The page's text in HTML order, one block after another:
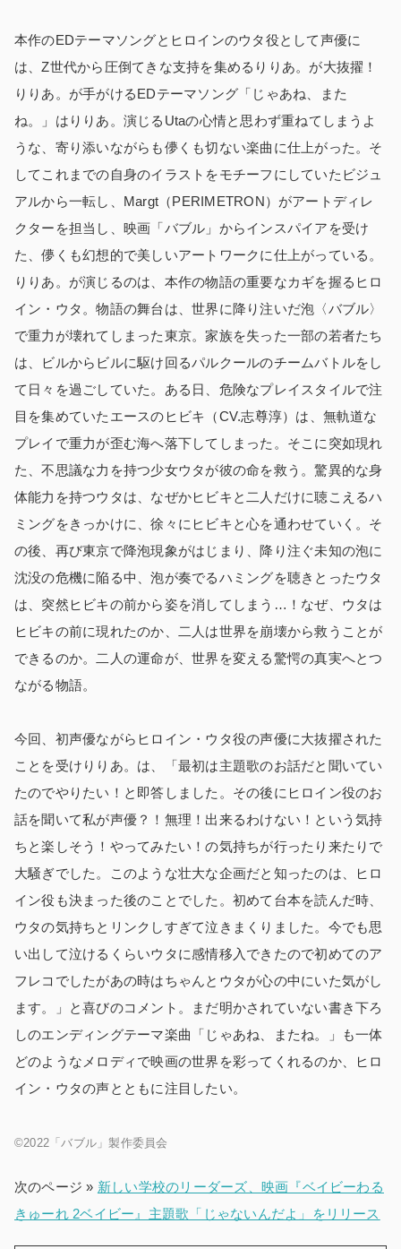
本作のEDテーマソングとヒロインのウタ役として声優に
は、Z世代から圧倒てきな支持を集めるりりあ。が大抜擢！
りりあ。が手がけるEDテーマソング「じゃあね、また
ね。」はりりあ。演じるUtaの心情と思わず重ねてしまうよ
うな、寄り添いながらも儚くも切ない楽曲に仕上がった。そ
してこれまでの自身のイラストをモチーフにしていたビジュ
アルから一転し、Margt（PERIMETRON）がアートディレ
クターを担当し、映画「バブル」からインスパイアを受け
た、儚くも幻想的で美しいアートワークに仕上がっている。
りりあ。が演じるのは、本作の物語の重要なカギを握るヒロ
イン・ウタ。物語の舞台は、世界に降り注いだ泡〈バブル〉
で重力が壊れてしまった東京。家族を失った一部の若者たち
は、ビルからビルに駆け回るパルクールのチームバトルをし
て日々を過ごしていた。ある日、危険なプレイスタイルで注
目を集めていたエースのヒビキ（CV.志尊淳）は、無軌道な
プレイで重力が歪む海へ落下してしまった。そこに突如現れ
た、不思議な力を持つ少女ウタが彼の命を救う。驚異的な身
体能力を持つウタは、なぜかヒビキと二人だけに聴こえるハ
ミングをきっかけに、徐々にヒビキと心を通わせていく。そ
の後、再び東京で降泡現象がはじまり、降り注ぐ未知の泡に
沈没の危機に陥る中、泡が奏でるハミングを聴きとったウタ
は、突然ヒビキの前から姿を消してしまう…！なぜ、ウタは
ヒビキの前に現れたのか、二人は世界を崩壊から救うことが
できるのか。二人の運命が、世界を変える驚愕の真実へとつ
ながる物語。
今回、初声優ながらヒロイン・ウタ役の声優に大抜擢された
ことを受けりりあ。は、「最初は主題歌のお話だと聞いてい
たのでやりたい！と即答しました。その後にヒロイン役のお
話を聞いて私が声優？！無理！出来るわけない！という気持
ちと楽しそう！やってみたい！の気持ちが行ったり来たりで
大騒ぎでした。このような壮大な企画だと知ったのは、ヒロ
イン役も決まった後のことでした。初めて台本を読んだ時、
ウタの気持ちとリンクしすぎて泣きまくりました。今でも思
い出して泣けるくらいウタに感情移入できたので初めてのア
フレコでしたがあの時はちゃんとウタが心の中にいた気がし
ます。」と喜びのコメント。まだ明かされていない書き下ろ
しのエンディングテーマ楽曲「じゃあね、またね。」も一体
どのようなメロディで映画の世界を彩ってくれるのか、ヒロ
イン・ウタの声とともに注目したい。
©2022「バブル」製作委員会
次のページ » 新しい学校のリーダーズ、映画『ベイビーわる
きゅーれ 2ベイビー』主題歌「じゃないんだよ」をリリース